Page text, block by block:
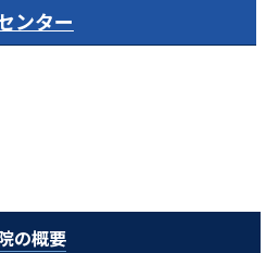
ンター
の概要